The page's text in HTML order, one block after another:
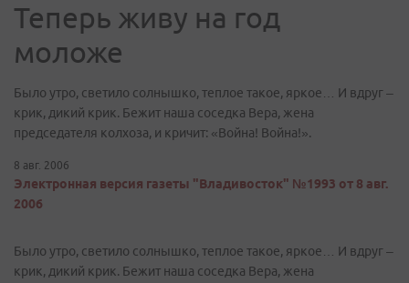
Теперь живу на год
моложе
Было утро, светило солнышко, теплое такое, яркое… И вдруг –
крик, дикий крик. Бежит наша соседка Вера, жена
председателя колхоза, и кричит: «Война! Война!».
8 авг. 2006
Электронная версия газеты "Владивосток" №1993 от 8 авг.
2006
Было утро, светило солнышко, теплое такое, яркое… И вдруг –
крик, дикий крик. Бежит наша соседка Вера, жена